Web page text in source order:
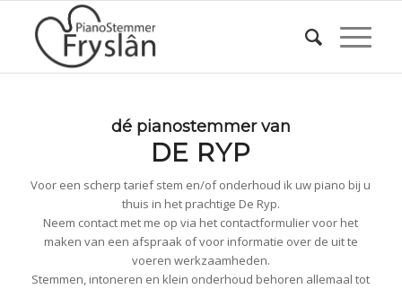
dé pianostemmer van
DE RYP
Voor een scherp tarief stem en/of onderhoud ik uw piano bij u
thuis in het prachtige De Ryp.
Neem contact met me op via het contactformulier voor het
maken van een afspraak of voor informatie over de uit te
voeren werkzaamheden.
Stemmen, intoneren en klein onderhoud behoren allemaal tot